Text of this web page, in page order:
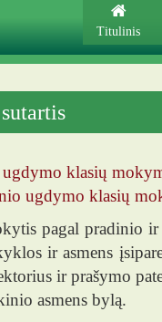
Titulinis
klasių
ugdymo klasių
pagal pradinio
ir asmens
ir prašymo
asmens bylą.